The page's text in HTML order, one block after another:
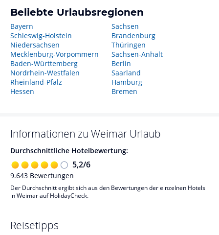
Beliebte Urlaubsregionen
Bayern
Schleswig-Holstein
Niedersachsen
Mecklenburg-Vorpommern
Baden-Württemberg
Nordrhein-Westfalen
Rheinland-Pfalz
Hessen
Sachsen
Brandenburg
Thüringen
Sachsen-Anhalt
Berlin
Saarland
Hamburg
Bremen
Informationen zu Weimar Urlaub
Durchschnittliche Hotelbewertung:
5,2/6
9.643 Bewertungen
Der Durchschnitt ergibt sich aus den Bewertungen der einzelnen Hotels
in Weimar auf HolidayCheck.
Reisetipps